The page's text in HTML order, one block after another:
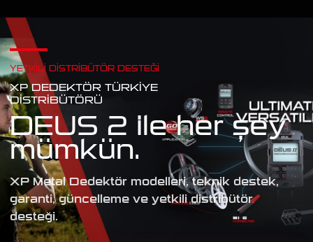
YETKILI DISTRIBÜTÖR DESTEĞI
XP DEDEKTÖR TÜRKIYE
DISTRIBÜTÖRÜ
DEUS 2 ile her şey
mümkün.
XP Metal Dedektör modelleri, teknik destek,
garanti, güncelleme ve yetkili distribütör
desteği.